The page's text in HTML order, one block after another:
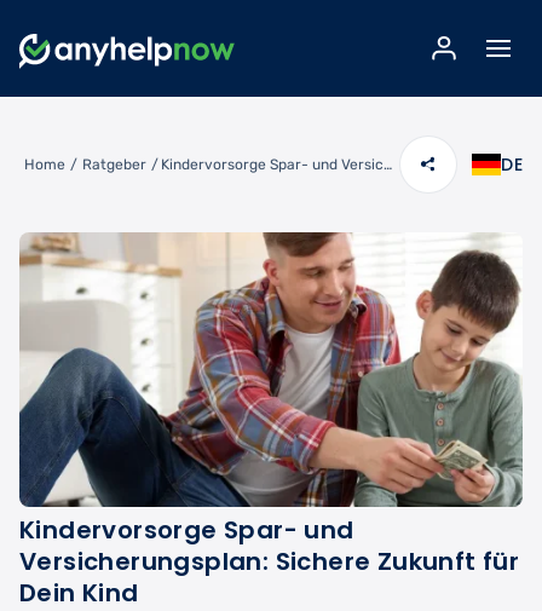
Home / Ratgeber / Kindervorsorge Spar- und Versicherungsplan: Sichere Zukunft für Dein Kind DE
Kindervorsorge Spar- und
Versicherungsplan: Sichere Zukunft für
Dein Kind